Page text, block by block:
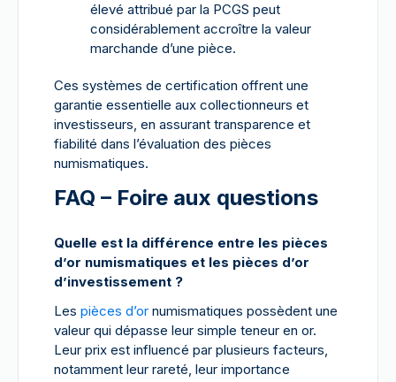
élevé attribué par la PCGS peut
considérablement accroître la valeur
marchande d’une pièce.
Ces systèmes de certification offrent une
garantie essentielle aux collectionneurs et
investisseurs, en assurant transparence et
fiabilité dans l’évaluation des pièces
numismatiques.
FAQ – Foire aux questions
Quelle est la différence entre les pièces
d’or numismatiques et les pièces d’or
d’investissement ?
Les pièces d’or numismatiques possèdent une
valeur qui dépasse leur simple teneur en or.
Leur prix est influencé par plusieurs facteurs,
notamment leur rareté, leur importance